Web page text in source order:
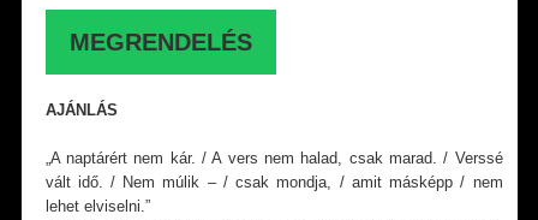
MEGRENDELÉS
AJÁNLÁS
„A naptárért nem kár. / A vers nem halad, csak marad. / Verssé
vált idő. / Nem múlik – / csak mondja, / amit másképp / nem
lehet elviselni.”